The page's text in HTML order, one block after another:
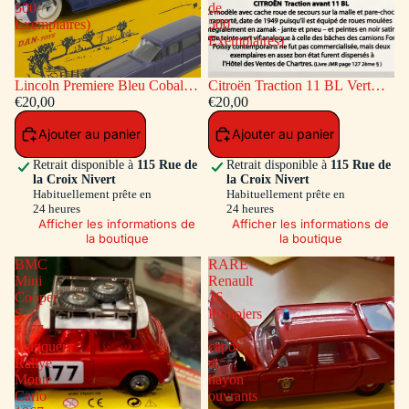
500
Exemplaires)
Lincoln Premiere Bleu Cobalt
(Série de 500 Exemplaires)
€20,00
Ajouter au panier
Retrait disponible à 115 Rue de
la Croix Nivert
Habituellement prête en
24 heures
Afficher les informations de
la boutique
de
500
Exemplaires)
Citroën Traction 11 BL Vert
(Série de 500 Exemplaires)
€20,00
Ajouter au panier
Retrait disponible à 115 Rue de
la Croix Nivert
Habituellement prête en
24 heures
Afficher les informations de
la boutique
BMC
Mini
Cooper
S
#177
Vainqueur
Rallye
Monte
Carlo
RARE
Renault
16
Pompiers
-
capot
et
hayon
ouvrants